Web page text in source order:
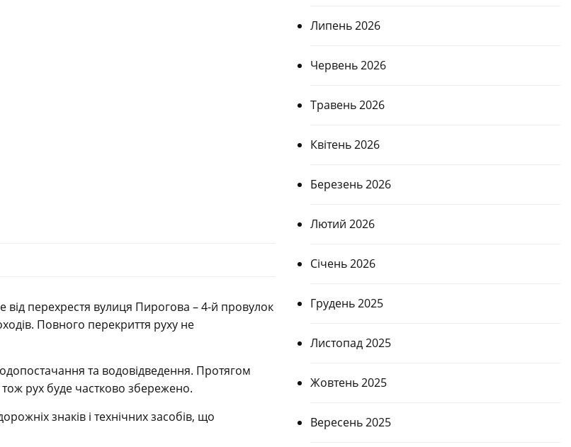
від перехрестя вулиця Пирогова – 4-й провулок
Повного перекриття руху не
та водовідведення. Протягом
рух буде частково збережено.
знаків і технічних засобів, що
Липень 2026
Червень 2026
Травень 2026
Квітень 2026
Березень 2026
Лютий 2026
Січень 2026
Грудень 2025
Листопад 2025
Жовтень 2025
Вересень 2025